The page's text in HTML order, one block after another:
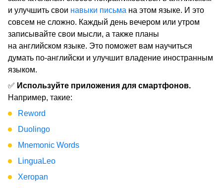
и улучшить свои навыки письма на этом языке. И это
совсем не сложно. Каждый день вечером или утром
записывайте свои мысли, а также планы
на английском языке. Это поможет вам научиться
думать по-английски и улучшит владение иностранным
языком.
✅ Используйте приложения для смартфонов.
Например, такие:
Reword
Duolingo
Mnemonic Words
LinguaLeo
Xeropan